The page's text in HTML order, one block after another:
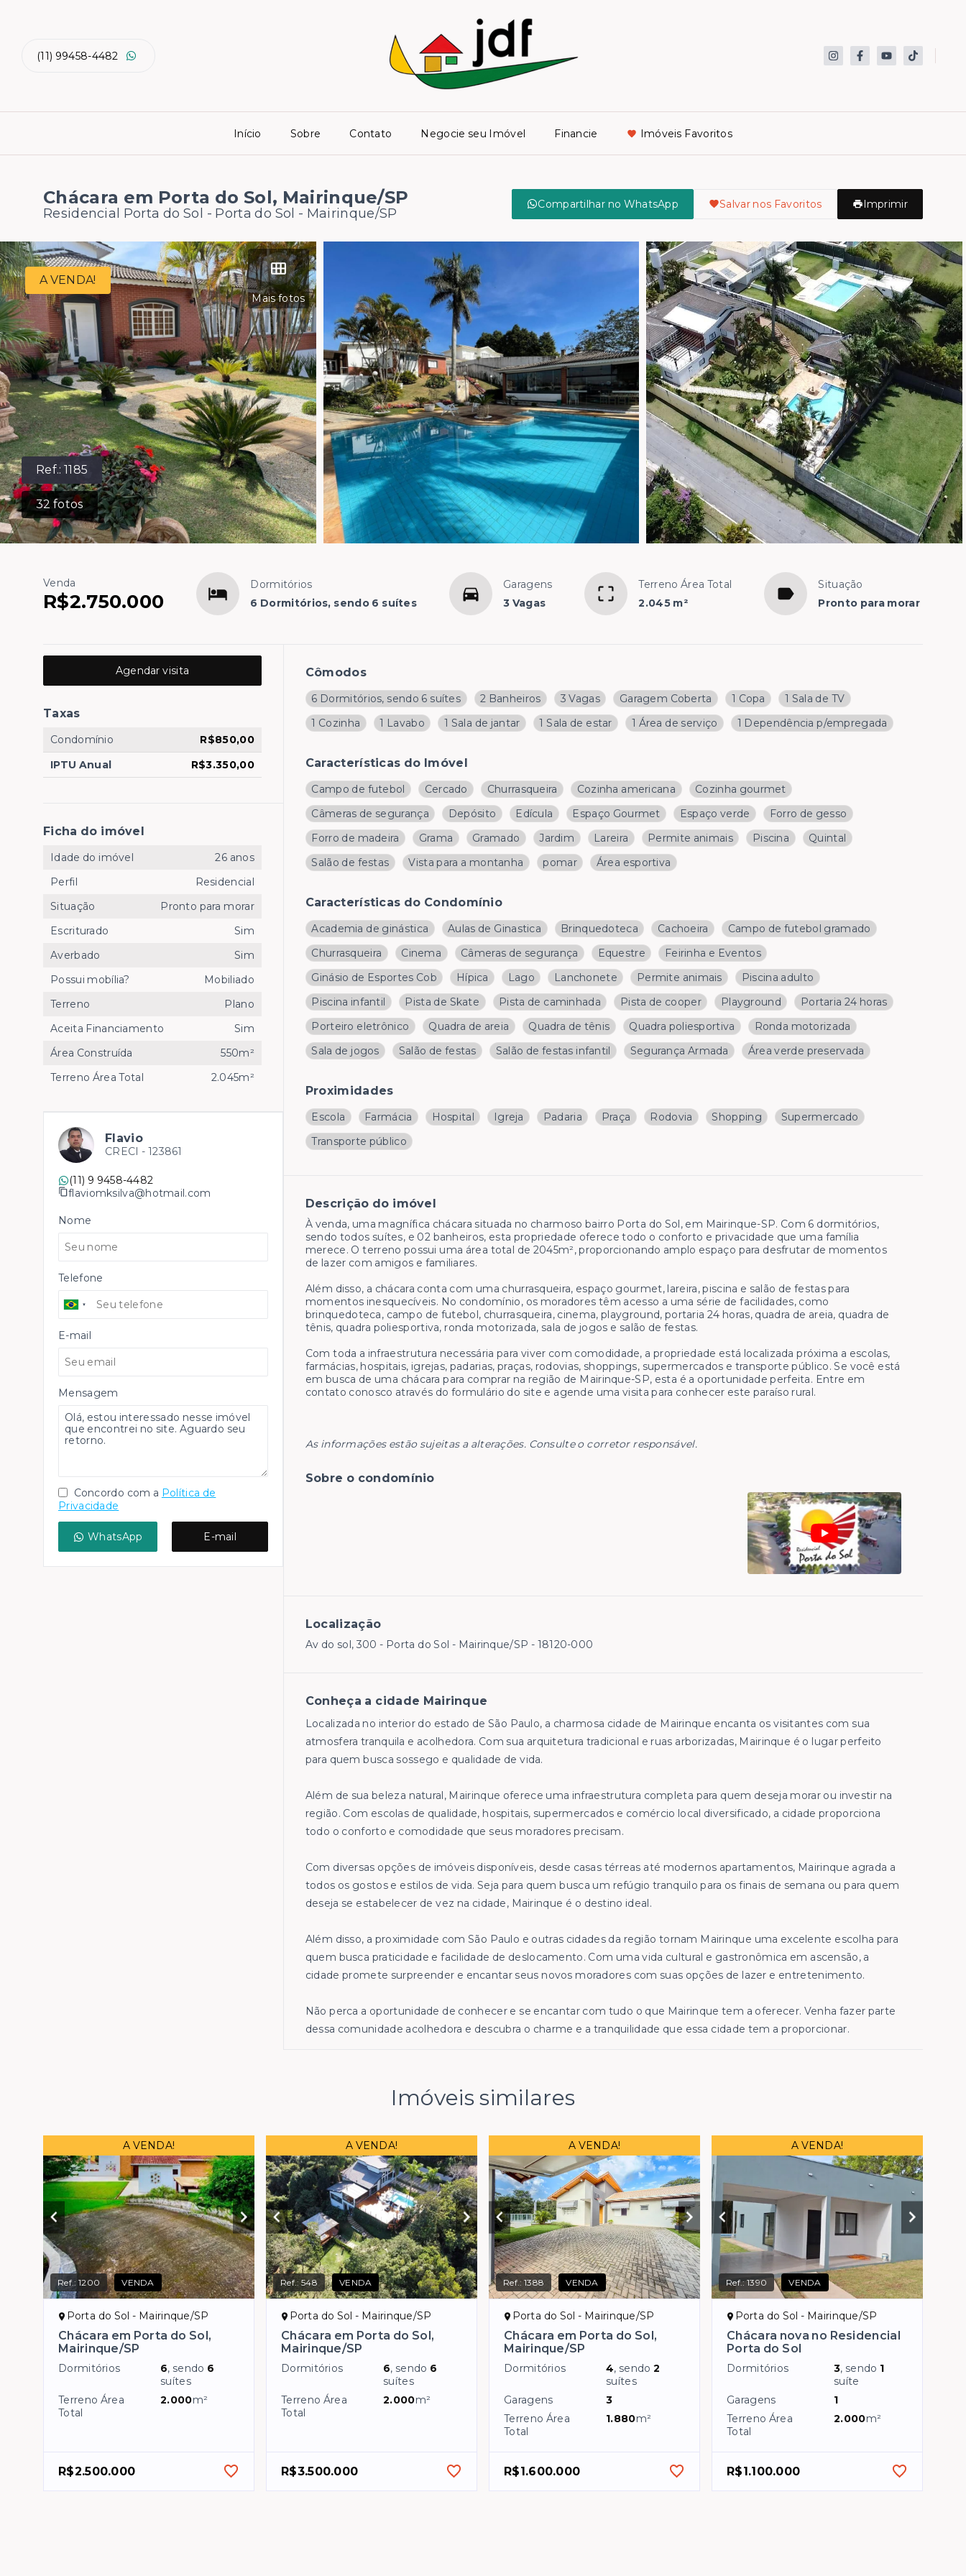
(11) 99458-4482
Início Sobre Contato Negocie seu Imóvel Financie Imóveis Favoritos
Chácara em Porta do Sol, Mairinque/SP
Residencial Porta do Sol - Porta do Sol - Mairinque/SP
Compartilhar no WhatsApp Salvar nos Favoritos Imprimir
Ref.:1185
32 fotos
Mais fotos
A VENDA!
Venda
R$2.750.000
Dormitórios
6 Dormitórios, sendo 6 suítes
Garagens
3 Vagas
Terreno Área Total
2.045 m²
Situação
Pronto para morar
Cômodos
6 Dormitórios, sendo 6 suítes 2 Banheiros 3 Vagas Garagem Coberta 1 Copa
1 Sala de TV
1 Cozinha
1 Lavabo 1 Sala de jantar 1 Sala de estar 1 Área de serviço 1 Dependência p/empregada
Características do Imóvel
Campo de futebol Cercado Churrasqueira Cozinha americana
Cozinha gourmet
Câmeras de segurança
Depósito Edícula Espaço Gourmet Espaço verde
Forro de gesso
Forro de madeira
Grama Gramado Jardim Lareira Permite animais Piscina
Quintal
Salão de festas
Vista para a montanha pomar Área esportiva
Características do Condomínio
Academia de ginástica Aulas de Ginastica Brinquedoteca Cachoeira
Campo de futebol gramado
Churrasqueira
Cinema Câmeras de segurança Equestre
Feirinha e Eventos
Ginásio de Esportes Cob
Hípica Lago Lanchonete Permite animais
Piscina adulto
Piscina infantil
Pista de Skate Pista de caminhada Pista de cooper Playground
Portaria 24 horas
Porteiro eletrônico
Quadra de areia Quadra de tênis Quadra poliesportiva
Ronda motorizada
Sala de jogos
Salão de festas Salão de festas infantil Segurança Armada Área verde preservada
Proximidades
Escola Farmácia Hospital Igreja Padaria Praça Rodovia Shopping
Supermercado
Transporte público
Descrição do imóvel
À venda, uma magnífica chácara situada no charmoso bairro Porta do Sol, em Mairinque-SP. Com 6 dormitórios,
sendo todos suítes, e 02 banheiros, esta propriedade oferece todo o conforto e privacidade que uma família
merece. O terreno possui uma área total de 2045m², proporcionando amplo espaço para desfrutar de momentos
de lazer com amigos e familiares.
Além disso, a chácara conta com uma churrasqueira, espaço gourmet, lareira, piscina e salão de festas para
momentos inesquecíveis. No condomínio, os moradores têm acesso a uma série de facilidades, como
brinquedoteca, campo de futebol, churrasqueira, cinema, playground, portaria 24 horas, quadra de areia, quadra de
tênis, quadra poliesportiva, ronda motorizada, sala de jogos e salão de festas.
Com toda a infraestrutura necessária para viver com comodidade, a propriedade está localizada próxima a escolas,
farmácias, hospitais, igrejas, padarias, praças, rodovias, shoppings, supermercados e transporte público. Se você está
em busca de uma chácara para comprar na região de Mairinque-SP, esta é a oportunidade perfeita. Entre em
contato conosco através do formulário do site e agende uma visita para conhecer este paraíso rural.
As informações estão sujeitas a alterações. Consulte o corretor responsável.
Sobre o condomínio
Localização
Av do sol, 300 - Porta do Sol - Mairinque/SP - 18120-000
Conheça a cidade Mairinque
Localizada no interior do estado de São Paulo, a charmosa cidade de Mairinque encanta os visitantes com sua
atmosfera tranquila e acolhedora. Com sua arquitetura tradicional e ruas arborizadas, Mairinque é o lugar perfeito
para quem busca sossego e qualidade de vida.
Além de sua beleza natural, Mairinque oferece uma infraestrutura completa para quem deseja morar ou investir na
região. Com escolas de qualidade, hospitais, supermercados e comércio local diversificado, a cidade proporciona
todo o conforto e comodidade que seus moradores precisam.
Com diversas opções de imóveis disponíveis, desde casas térreas até modernos apartamentos, Mairinque agrada a
todos os gostos e estilos de vida. Seja para quem busca um refúgio tranquilo para os finais de semana ou para quem
deseja se estabelecer de vez na cidade, Mairinque é o destino ideal.
Além disso, a proximidade com São Paulo e outras cidades da região tornam Mairinque uma excelente escolha para
quem busca praticidade e facilidade de deslocamento. Com uma vida cultural e gastronômica em ascensão, a
cidade promete surpreender e encantar seus novos moradores com suas opções de lazer e entretenimento.
Não perca a oportunidade de conhecer e se encantar com tudo o que Mairinque tem a oferecer. Venha fazer parte
dessa comunidade acolhedora e descubra o charme e a tranquilidade que essa cidade tem a proporcionar.
Agendar visita
Taxas
Condomínio
R$850,00
IPTU Anual
R$3.350,00
Ficha do imóvel
Idade do imóvel
26 anos
Perfil
Residencial
Situação
Pronto para morar
Escriturado
Sim
Averbado
Sim
Possui mobília?
Mobiliado
Terreno
Plano
Aceita Financiamento
Sim
Área Construída
550m²
Terreno Área Total
2.045m²
Flavio
CRECI - 123861
(11) 9 9458-4482
flaviomksilva@hotmail.com
Nome
Telefone
E-mail
Mensagem
Concordo com a Política de
Privacidade
WhatsApp E-mail
Imóveis similares
A VENDA!
Ref.:1200 VENDA
Porta do Sol - Mairinque/SP
Chácara em Porta do Sol,
Mairinque/SP
Dormitórios 6, sendo 6
suítes
Terreno Área
Total
2.000m²
R$2.500.000
A VENDA!
Ref.:548 VENDA
Porta do Sol - Mairinque/SP
Chácara em Porta do Sol,
Mairinque/SP
Dormitórios 6, sendo 6
suítes
Terreno Área
Total
2.000m²
R$3.500.000
A VENDA!
Ref.:1388 VENDA
Porta do Sol - Mairinque/SP
Chácara em Porta do Sol,
Mairinque/SP
Dormitórios 4, sendo2
suítes
Garagens
3
Terreno Área
Total
1.880m²
R$1.600.000
A VENDA!
Ref.:1390 VENDA
Porta do Sol - Mairinque/SP
Chácara nova no Residencial
Porta do Sol
Dormitórios 3, sendo 1
suíte
Garagens
1
Terreno Área
Total
2.000m²
R$1.100.000